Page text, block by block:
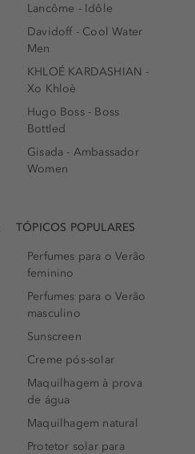
Lancôme - Idôle
Davidoff - Cool Water
Men
KHLOÉ KARDASHIAN -
Xo Khloè
Hugo Boss - Boss
Bottled
Gisada - Ambassador
Women
TÓPICOS POPULARES
Perfumes para o Verão
feminino
Perfumes para o Verão
masculino
Sunscreen
Creme pós-solar
Maquilhagem à prova
de água
Maquilhagem natural
Protetor solar para